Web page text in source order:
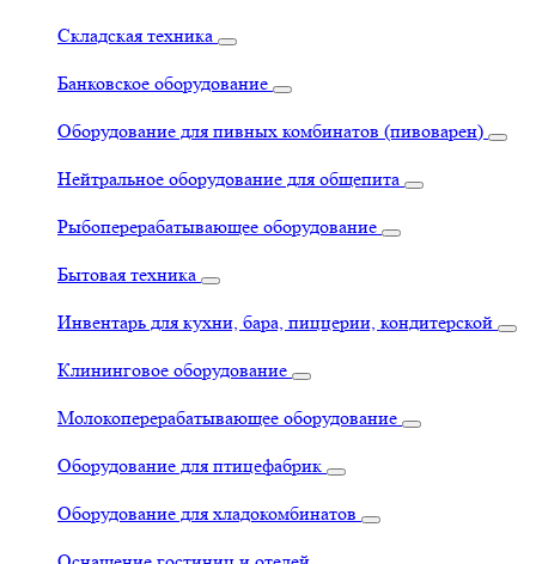
Складская техника
Банковское оборудование
Оборудование для пивных комбинатов (пивоварен)
Нейтральное оборудование для общепита
Рыбоперерабатывающее оборудование
Бытовая техника
Инвентарь для кухни, бара, пиццерии, кондитерской
Клининговое оборудование
Молокоперерабатывающее оборудование
Оборудование для птицефабрик
Оборудование для хладокомбинатов